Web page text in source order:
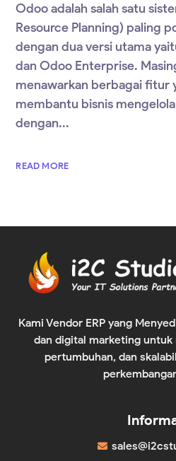
Odoo adalah salah satu
Resource Planning) paling
dengan dua versi utama
dan Odoo Enterprise.
menawarkan berbagai fitur
membantu bisnis
dengan...
READ MORE
Kami Vendor ERP yang
dan digital marketing
pertumbuhan, dan